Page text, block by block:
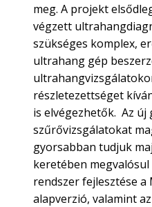
meg. A projekt
végzett
szükséges komplex,
ultrahang gép
részletezettséget
is elvégezhetők. Az
szűrővizsgálatokat
gyorsabban tudjuk
keretében
rendszer fejlesztése
alapverzió, valamint